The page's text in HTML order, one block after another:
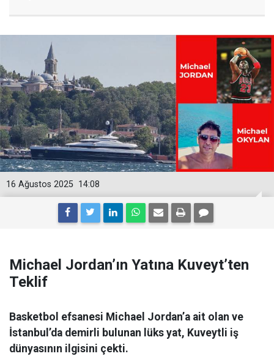
14:08
16 Ağustos 2025
Michael Jordan’ın Yatına Kuveyt’ten
Teklif
Basketbol efsanesi Michael Jordan’a ait olan ve
İstanbul’da demirli bulunan lüks yat, Kuveytli iş
dünyasının ilgisini çekti.